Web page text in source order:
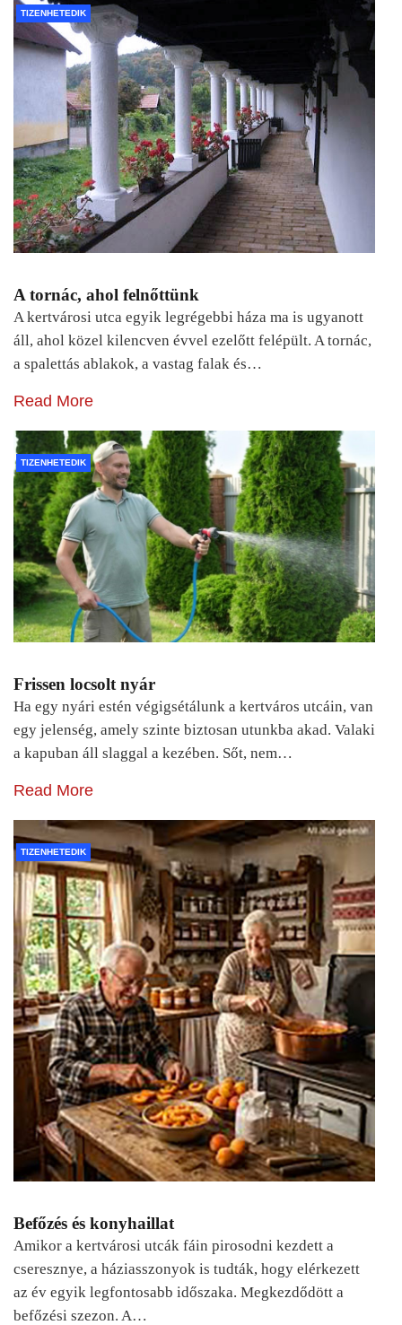
TIZENHETEDIK
A tornác, ahol felnőttünk
A kertvárosi utca egyik legrégebbi háza ma is ugyanott
áll, ahol közel kilencven évvel ezelőtt felépült. A tornác,
a spalettás ablakok, a vastag falak és…
Read More
TIZENHETEDIK
Frissen locsolt nyár
Ha egy nyári estén végigsétálunk a kertváros utcáin, van
egy jelenség, amely szinte biztosan utunkba akad. Valaki
a kapuban áll slaggal a kezében. Sőt, nem…
Read More
TIZENHETEDIK
Befőzés és konyhaillat
Amikor a kertvárosi utcák fáin pirosodni kezdett a
cseresznye, a háziasszonyok is tudták, hogy elérkezett
az év egyik legfontosabb időszaka. Megkezdődött a
befőzési szezon. A…